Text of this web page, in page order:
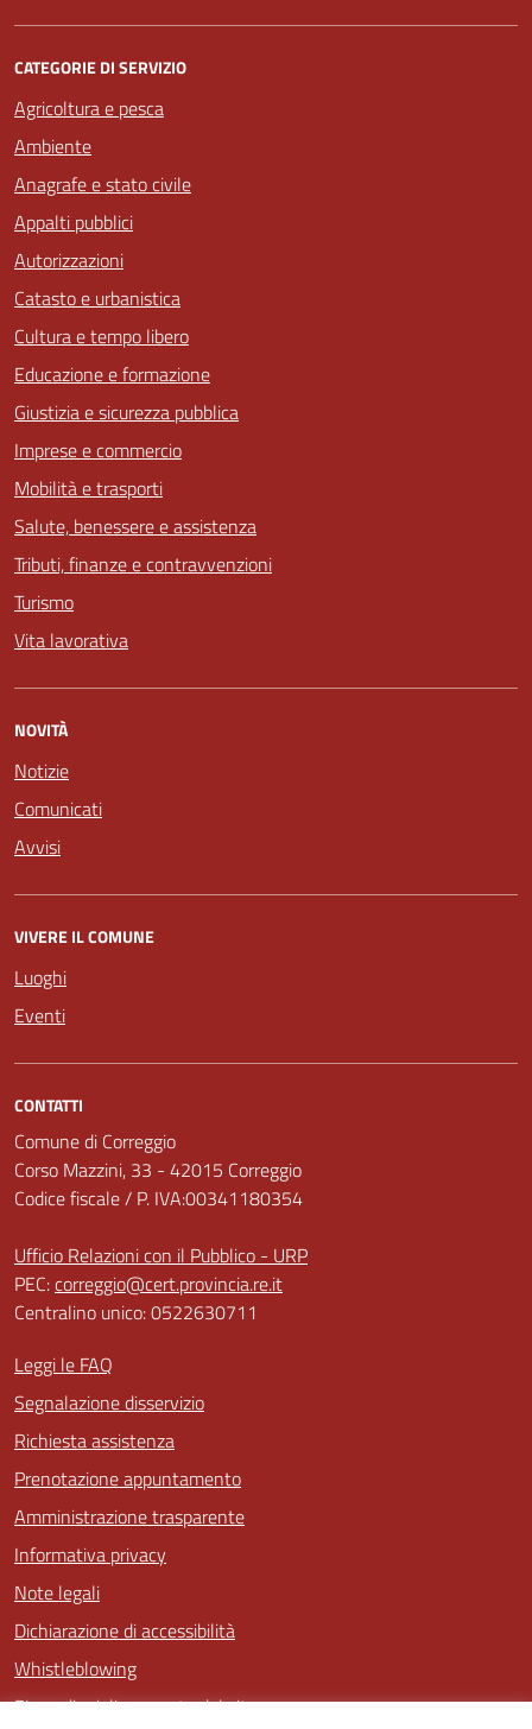
CATEGORIE DI SERVIZIO
Agricoltura e pesca
Ambiente
Anagrafe e stato civile
Appalti pubblici
Autorizzazioni
Catasto e urbanistica
Cultura e tempo libero
Educazione e formazione
Giustizia e sicurezza pubblica
Imprese e commercio
Mobilità e trasporti
Salute, benessere e assistenza
Tributi, finanze e contravvenzioni
Turismo
Vita lavorativa
NOVITÀ
Notizie
Comunicati
Avvisi
VIVERE IL COMUNE
Luoghi
Eventi
CONTATTI
Comune di Correggio
Corso Mazzini, 33 - 42015 Correggio
Codice fiscale / P. IVA:00341180354
Ufficio Relazioni con il Pubblico - URP
PEC:correggio@cert.provincia.re.it
Centralino unico: 0522630711
Leggi le FAQ
Segnalazione disservizio
Richiesta assistenza
Prenotazione appuntamento
Amministrazione trasparente
Informativa privacy
Note legali
Dichiarazione di accessibilità
Whistleblowing
Piano di miglioramento del sito